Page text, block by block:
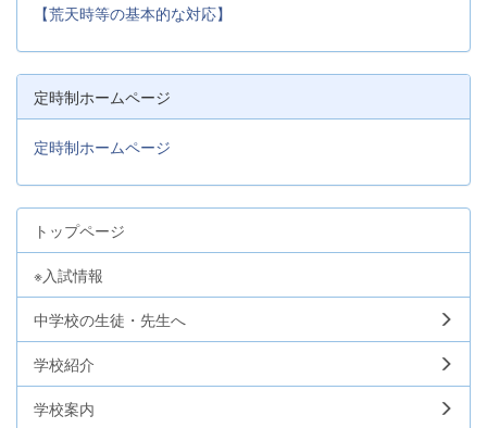
【荒天時等の基本的な対応】
定時制ホームページ
定時制ホームページ
トップページ
※入試情報
中学校の生徒・先生へ
学校紹介
学校案内